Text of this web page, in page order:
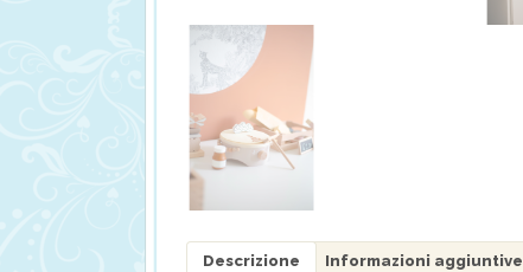
Descrizione Informazioni aggiuntive